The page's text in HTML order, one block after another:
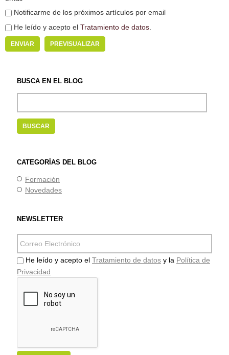
BUSCA EN EL BLOG
CATEGORÍAS DEL BLOG
Formación
Novedades
NEWSLETTER
He leído y acepto el Tratamiento de datos y la Política de
Privacidad
Notificarme de los próximos artículos por email
He leído y acepto el Tratamiento de datos